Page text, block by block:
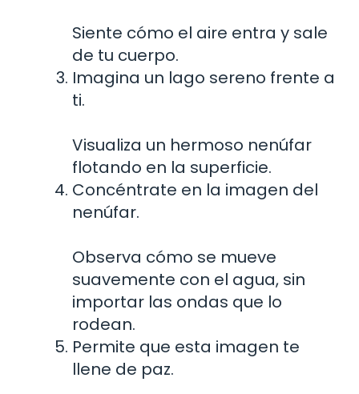
Siente cómo el aire entra y sale
de tu cuerpo.
Imagina un lago sereno frente a
ti.
Visualiza un hermoso nenúfar
flotando en la superficie.
Concéntrate en la imagen del
nenúfar.
Observa cómo se mueve
suavemente con el agua, sin
importar las ondas que lo
rodean.
Permite que esta imagen te
llene de paz.